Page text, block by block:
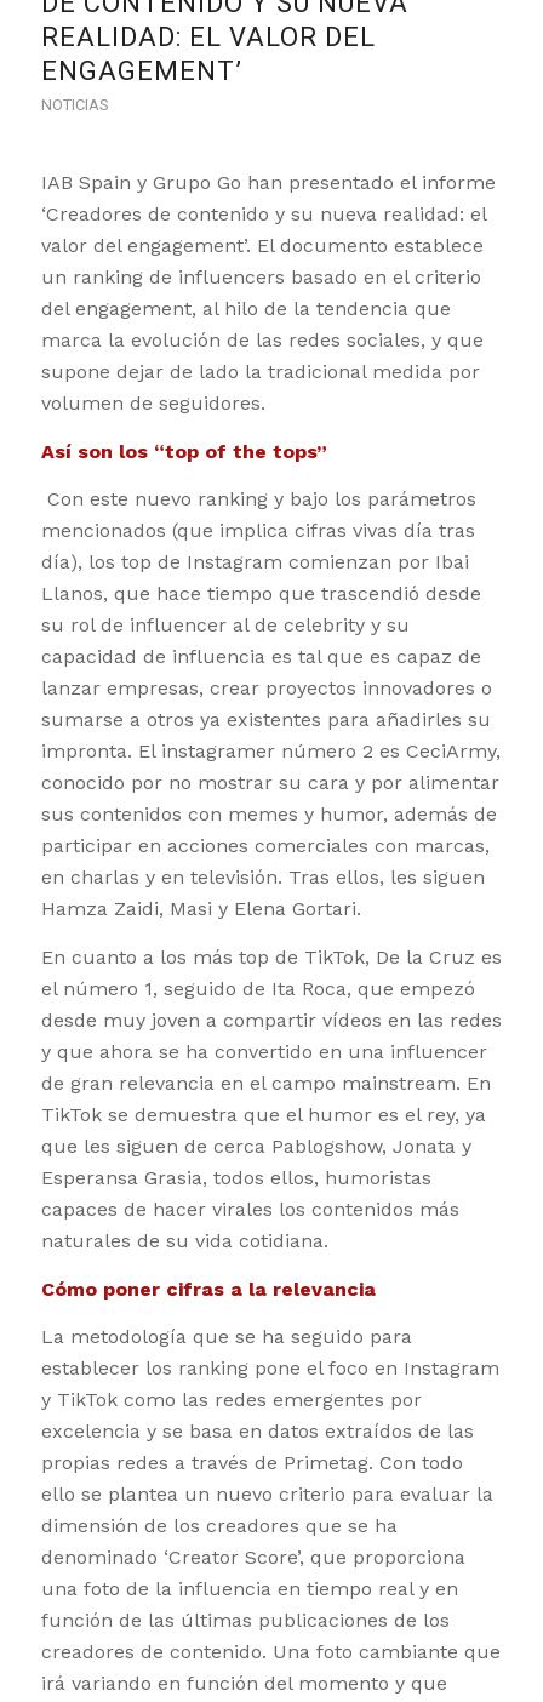
REALIDAD: EL VALOR DEL
ENGAGEMENT’
NOTICIAS
IAB Spain y Grupo Go han presentado el informe
‘Creadores de contenido y su nueva realidad: el
valor del engagement’. El documento establece
un ranking de influencers basado en el criterio
del engagement, al hilo de la tendencia que
marca la evolución de las redes sociales, y que
supone dejar de lado la tradicional medida por
volumen de seguidores.
Así son los “top of the tops”
Con este nuevo ranking y bajo los parámetros
mencionados (que implica cifras vivas día tras
día), los top de Instagram comienzan por Ibai
Llanos, que hace tiempo que trascendió desde
su rol de influencer al de celebrity y su
capacidad de influencia es tal que es capaz de
lanzar empresas, crear proyectos innovadores o
sumarse a otros ya existentes para añadirles su
impronta. El instagramer número 2 es CeciArmy,
conocido por no mostrar su cara y por alimentar
sus contenidos con memes y humor, además de
participar en acciones comerciales con marcas,
en charlas y en televisión. Tras ellos, les siguen
Hamza Zaidi, Masi y Elena Gortari.
En cuanto a los más top de TikTok, De la Cruz es
el número 1, seguido de Ita Roca, que empezó
desde muy joven a compartir vídeos en las redes
y que ahora se ha convertido en una influencer
de gran relevancia en el campo mainstream. En
TikTok se demuestra que el humor es el rey, ya
que les siguen de cerca Pablogshow, Jonata y
Esperansa Grasia, todos ellos, humoristas
capaces de hacer virales los contenidos más
naturales de su vida cotidiana.
Cómo poner cifras a la relevancia
La metodología que se ha seguido para
establecer los ranking pone el foco en Instagram
y TikTok como las redes emergentes por
excelencia y se basa en datos extraídos de las
propias redes a través de Primetag. Con todo
ello se plantea un nuevo criterio para evaluar la
dimensión de los creadores que se ha
denominado ‘Creator Score’, que proporciona
una foto de la influencia en tiempo real y en
función de las últimas publicaciones de los
creadores de contenido. Una foto cambiante que
irá variando en función del momento y que